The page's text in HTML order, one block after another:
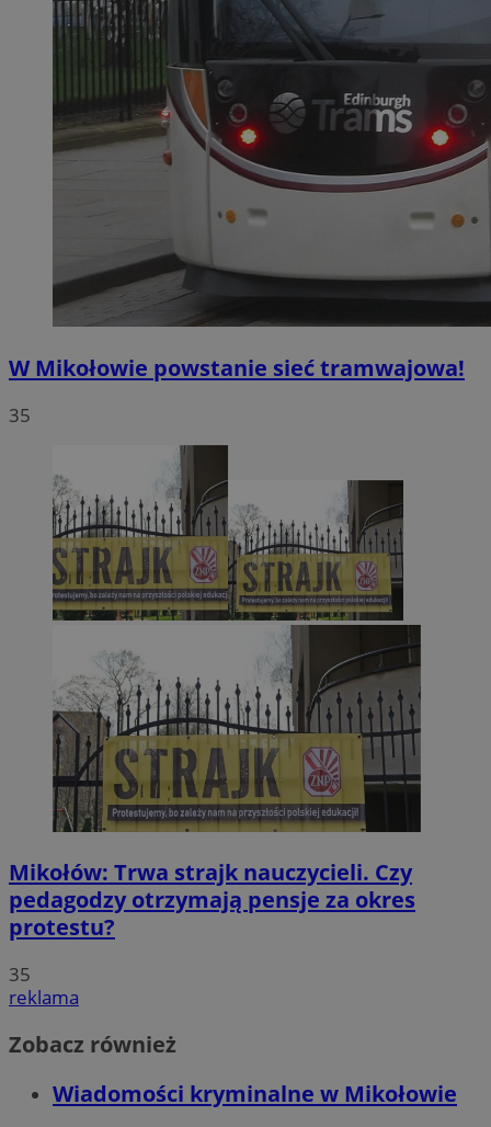
W Mikołowie powstanie sieć tramwajowa!
35
Mikołów: Trwa strajk nauczycieli. Czy
pedagodzy otrzymają pensje za okres
protestu?
35
reklama
Zobacz również
Wiadomości kryminalne w Mikołowie